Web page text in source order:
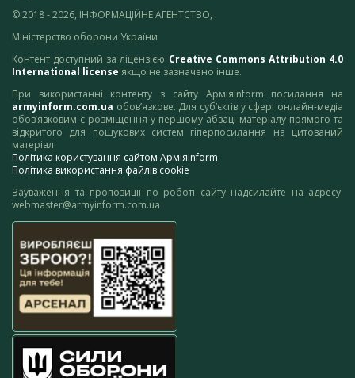
© 2018 - 2026, ІНФОРМАЦІЙНЕ АГЕНТСТВО,
Міністерство оборони України
Контент доступний за ліцензією Creative Commons Attribution 4.0
International license якщо не зазначено інше.
При використанні контенту з сайту АрміяInform посилання на
armyinform.com.ua обов’язкове. Для суб’єктів у сфері онлайн-медіа
обов’язковим є розміщення у першому абзаці матеріалу прямого та
відкритого для пошукових систем гіперпосилання на цитований
матеріал.
Політика користування сайтом АрміяInform
Політика використання файлів cookie
Зауваження та пропозиції по роботі сайту надсилайте на адресу:
webmaster@armyinform.com.ua